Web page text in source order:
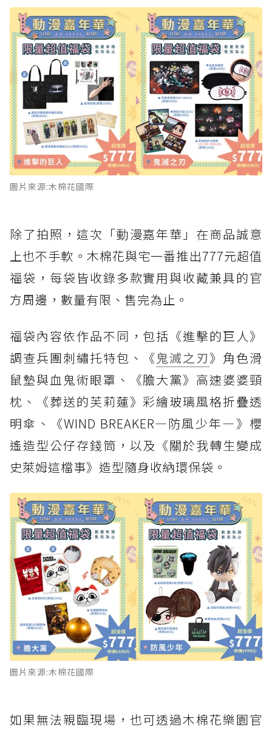
圖片來源:木棉花國際
除了拍照，這次「動漫嘉年華」在商品誠意
上也不手軟。木棉花與宅一番推出777元超值
福袋，每袋皆收錄多款實用與收藏兼具的官
方周邊，數量有限、售完為止。
福袋內容依作品不同，包括《進擊的巨人》
調查兵團刺繡托特包、《鬼滅之刃》角色滑
鼠墊與血鬼術眼罩、《膽大黨》高速婆婆頸
枕、《葬送的芙莉蓮》彩繪玻璃風格折疊透
明傘、《WIND BREAKER—防風少年—》櫻
遙造型公仔存錢筒，以及《關於我轉生變成
史萊姆這檔事》造型隨身收納環保袋。
圖片來源:木棉花國際
如果無法親臨現場，也可透過木棉花樂園官